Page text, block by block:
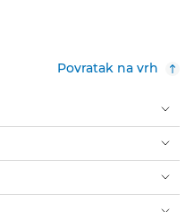
Povratak na vrh